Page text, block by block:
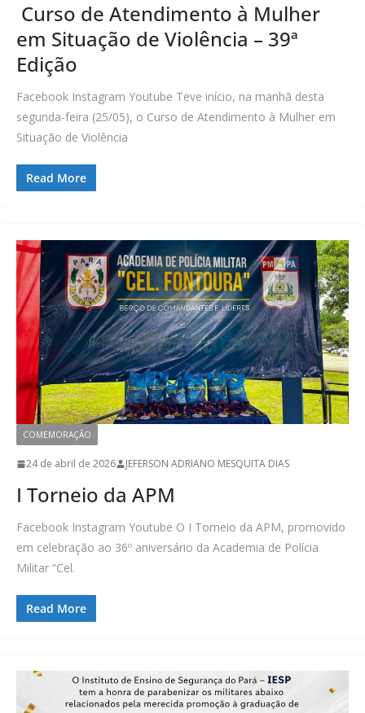
Curso de Atendimento à Mulher
em Situação de Violência – 39ª
Edição
Facebook Instagram Youtube Teve início, na manhã desta
segunda-feira (25/05), o Curso de Atendimento à Mulher em
Situação de Violência
Read More
COMEMORAÇÃO
24 de abril de 2026 JEFERSON ADRIANO MESQUITA DIAS
I Torneio da APM
Facebook Instagram Youtube O I Torneio da APM, promovido
em celebração ao 36º aniversário da Academia de Polícia
Militar “Cel.
Read More